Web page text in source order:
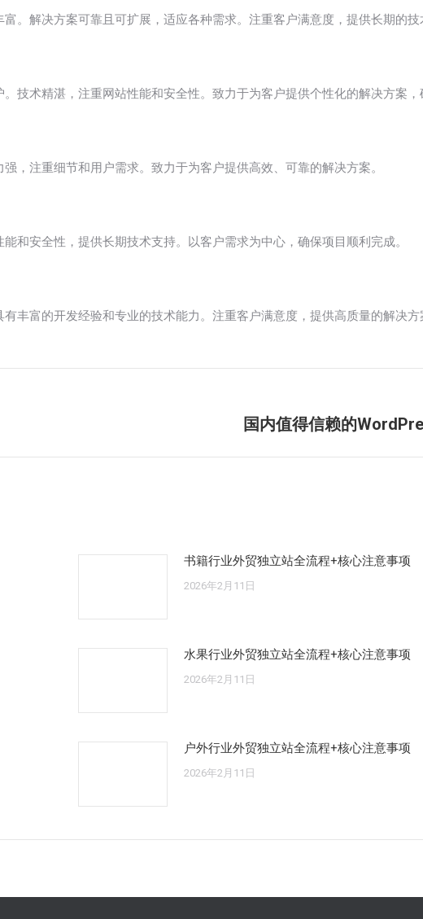
。解决方案可靠且可扩展，适应各种需求。注重客户满意度，提供长期的技
技术精湛，注重网站性能和安全性。致力于为客户提供个性化的解决方案，
，注重细节和用户需求。致力于为客户提供高效、可靠的解决方案。
和安全性，提供长期技术支持。以客户需求为中心，确保项目顺利完成。
丰富的开发经验和专业的技术能力。注重客户满意度，提供高质量的解决方
国内值得信赖的
书籍行业外贸独立站全流程+核心注意事项
2026年2月11日
水果行业外贸独立站全流程+核心注意事项
2026年2月11日
户外行业外贸独立站全流程+核心注意事项
2026年2月11日